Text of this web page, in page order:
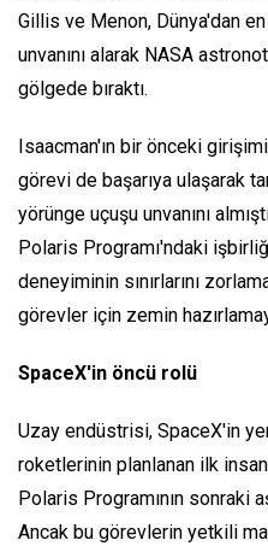
Gillis ve Menon, Dünya'dan
unvanını alarak NASA
gölgede bıraktı.
Isaacman'ın bir önceki
görevi de başarıya ulaşarak
yörünge uçuşu unvanını
Polaris Programı'ndaki
deneyiminin sınırlarını
görevler için zemin
SpaceX'in öncü rolü
Uzay endüstrisi, SpaceX'in
roketlerinin planlanan ilk
Polaris Programının sonraki
Ancak bu görevlerin yetkili